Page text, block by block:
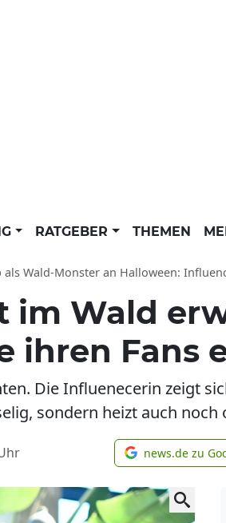
RATGEBER THEMEN
Monster an Halloween: Influencerin total
im Wald
ihren Fans
Die Influenecerin zeigt
sondern heizt auch noch
news.de zu